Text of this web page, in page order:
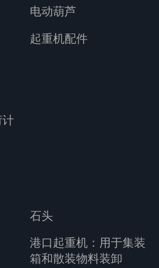
电动葫芦
起重机配件
石头
港口起重机：用于集装
箱和散装物料装卸